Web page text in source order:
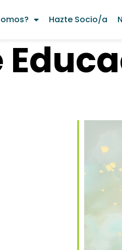
Hazte Socio/a
iCalendar